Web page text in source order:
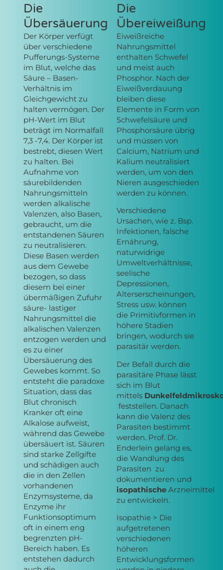
Die
Übersäuerung
Der Körper verfügt
über verschiedene
Pufferungs-Systeme
im Blut, welche das
Säure – Basen-
Verhältnis im
Gleichgewicht zu
halten vermögen. Der
pH-Wert im Blut
beträgt im Normalfall
7,3 -7,4. Der Körper ist
bestrebt, diesen Wert
zu halten. Bei
Aufnahme von
säurebildenden
Nahrungsmitteln
werden alkalische
Valenzen, also Basen,
gebraucht, um die
entstandenen Säuren
zu neutralisieren.
Diese Basen werden
aus dem Gewebe
bezogen, so dass
diesem bei einer
übermäßigen Zufuhr
säure- lastiger
Nahrungsmittel die
alkalischen Valenzen
entzogen werden und
es zu einer
Übersäuerung des
Gewebes kommt. So
entsteht die paradoxe
Situation, dass das
Blut chronisch
Kranker oft eine
Alkalose aufweist,
während das Gewebe
übersäuert ist. Säuren
sind starke Zellgifte
und schädigen auch
die in den Zellen
vorhandenen
Enzymsysteme, da
Enzyme ihr
Funktionsoptimum
oft in einem eng
begrenzten pH-
Bereich haben. Es
entstehen dadurch
Die
Übereiweißung
Eiweißreiche
Nahrungsmittel
enthalten Schwefel
und meist auch
Phosphor. Nach der
Eiweißverdauung
bleiben diese
Elemente in Form von
Schwefelsäure und
Phosphorsäure übrig
und müssen von
Calcium, Natrium und
Kalium neutralisiert
werden, um von den
Nieren ausgeschieden
werden zu können.
Verschiedene
Ursachen, wie z. Bsp.
Infektionen, falsche
Ernährung,
naturwidrige
Umweltverhältnisse,
seelische
Depressionen,
Alterserscheinungen,
Stress usw. können
die Primitivformen in
höhere Stadien
bringen, wodurch sie
parasitär werden.
Der Befall durch die
parasitäre Phase lässt
sich im Blut
mittels
feststellen. Danach
kann die Valenz des
Parasiten bestimmt
werden. Prof. Dr.
Enderlein gelang es,
die Wandlung des
Parasiten zu
dokumentieren und
isopathische Arzneimittel
zu entwickeln.
Isopathie > Die
aufgetretenen
verschiedenen
höheren
Entwicklungsformen